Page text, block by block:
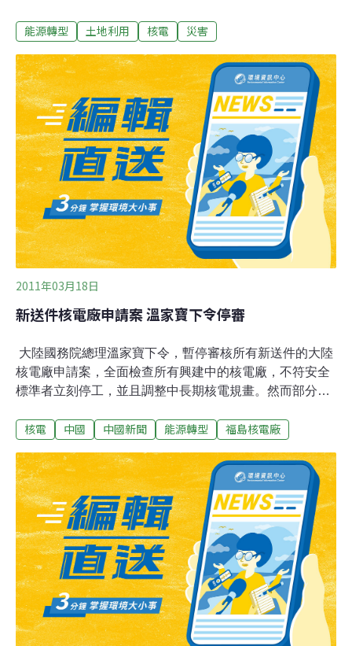
事故，大江指出：「日本歷史進入了新局面，因再一次成
長崎的原子彈爆炸，認為「經歷過核爆烈焰的日本人本就
不該從產業效率的角度看待核能。總之不該把它當作經濟
發展的手段來追求。」，並說：「在地震、海嘯等這次的
自然災害面前，人們應該牢牢記住廣島的經驗教訓。這次
的事故已經證明，核電是多麼的無差別（殺傷），重複這
樣的錯誤是對廣島死難者記憶最惡劣的背叛」。
能源轉型 土地利用 核電 災害
2011年03月18日
新送件核電廠申請案 溫家寶下令停審
大陸國務院總理溫家寶下令，暫停審核所有新送件的大陸
核電廠申請案，全面檢查所有興建中的核電廠，不符安全
標準者立刻停工，並且調整中長期核電規畫。然而部分大
業，大陸發展核能發電的長期方向並未改變。溫家寶16日
廠的核能災變狀況簡報。大陸國務院在會後聲明中指出，
常務會議強調大陸在發展核能發電時，要把安全放在第一
位，並立即採取多項措施，首先是暫停審核已送件的核電
廠開發案，包括已展開前期工作的計畫案，直到大陸國務
院批准目前正研擬中的核子安全規畫。
核電 中國 中國新聞 能源轉型 福島核電廠